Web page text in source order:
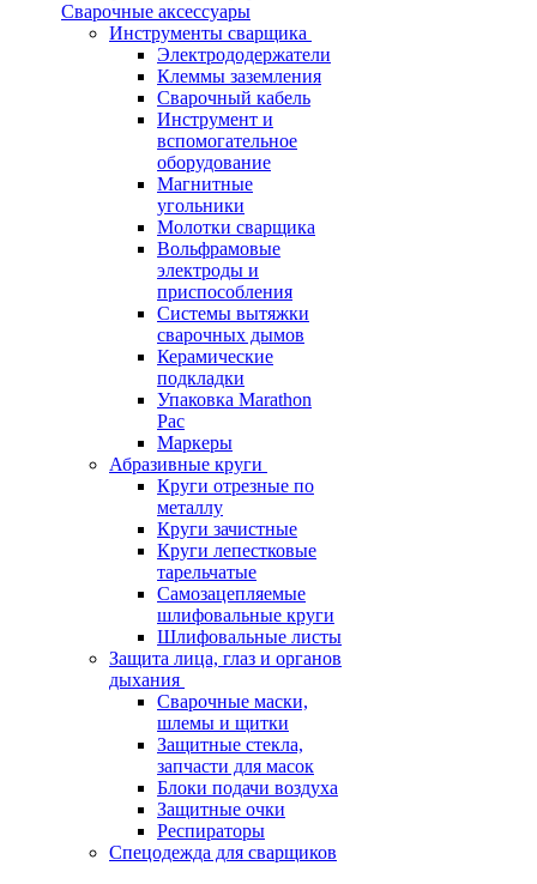
Сварочные аксессуары
Инструменты сварщика
Электрододержатели
Клеммы заземления
Сварочный кабель
Инструмент и
вспомогательное
оборудование
Магнитные
угольники
Молотки сварщика
Вольфрамовые
электроды и
приспособления
Системы вытяжки
сварочных дымов
Керамические
подкладки
Упаковка Marathon
Pac
Маркеры
Абразивные круги
Круги отрезные по
металлу
Круги зачистные
Круги лепестковые
тарельчатые
Самозацепляемые
шлифовальные круги
Шлифовальные листы
Защита лица, глаз и органов
дыхания
Сварочные маски,
шлемы и щитки
Защитные стекла,
запчасти для масок
Блоки подачи воздуха
Защитные очки
Респираторы
Спецодежда для сварщиков